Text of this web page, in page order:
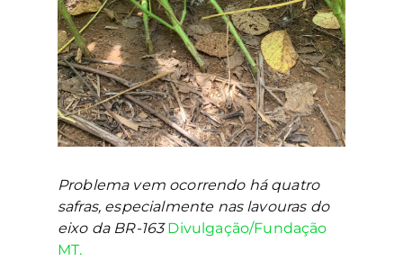
Problema vem ocorrendo há quatro
safras, especialmente nas lavouras do
eixo da BR-163 Divulgação/Fundação
MT.